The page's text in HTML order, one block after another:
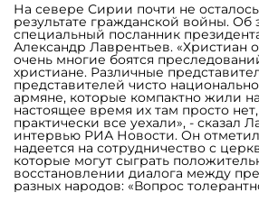
На севере Сирии почти не
результате гражданской войны. Об
специальный посланник
Александр Лаврентьев. «Христиан
очень многие боятся
христиане. Различные
представителей чисто
армяне, которые компактно жили
настоящее время их там просто
практически все уехали», - сказал
интервью РИА Новости. Он
надеется на сотрудничество с
которые могут сыграть
восстановлении диалога между
разных народов: «Вопрос